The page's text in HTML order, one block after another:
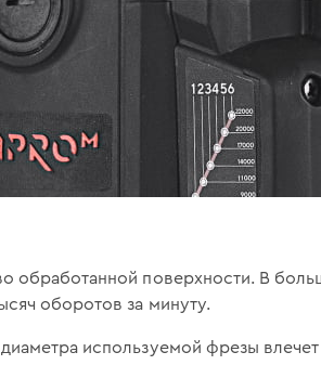
обработанной поверхности. В
оборотов за минуту.
используемой фрезы